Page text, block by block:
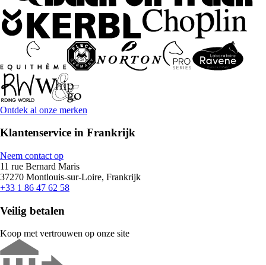
Ontdek al onze merken
Klantenservice in Frankrijk
Neem contact op
11 rue Bernard Maris
37270 Montlouis-sur-Loire, Frankrijk
+33 1 86 47 62 58
Veilig betalen
Koop met vertrouwen op onze site